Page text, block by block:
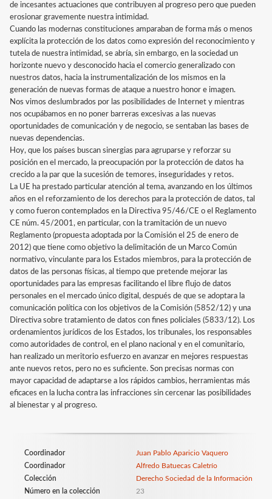
de incesantes actuaciones que contribuyen al progreso pero que pueden
erosionar gravemente nuestra intimidad.
Cuando las modernas constituciones amparaban de forma más o menos
explícita la protección de los datos como expresión del reconocimiento y
tutela de nuestra intimidad, se abría, sin embargo, en la sociedad un
horizonte nuevo y desconocido hacia el comercio generalizado con
nuestros datos, hacia la instrumentalización de los mismos en la
generación de nuevas formas de ataque a nuestro honor e imagen.
Nos vimos deslumbrados por las posibilidades de Internet y mientras
nos ocupábamos en no poner barreras excesivas a las nuevas
oportunidades de comunicación y de negocio, se sentaban las bases de
nuevas dependencias.
Hoy, que los países buscan sinergias para agruparse y reforzar su
posición en el mercado, la preocupación por la protección de datos ha
crecido a la par que la sucesión de temores, inseguridades y retos.
La UE ha prestado particular atención al tema, avanzando en los últimos
años en el reforzamiento de los derechos para la protección de datos, tal
y como fueron contemplados en la Directiva 95/46/CE o el Reglamento
CE núm. 45/2001, en particular, con la tramitación de un nuevo
Reglamento (propuesta adoptada por la Comisión el 25 de enero de
2012) que tiene como objetivo la delimitación de un Marco Común
normativo, vinculante para los Estados miembros, para la protección de
datos de las personas físicas, al tiempo que pretende mejorar las
oportunidades para las empresas facilitando el libre flujo de datos
personales en el mercado único digital, después de que se adoptara la
comunicación política con los objetivos de la Comisión (5852/12) y una
Directiva sobre tratamiento de datos con fines policiales (5833/12). Los
ordenamientos jurídicos de los Estados, los tribunales, los responsables
como autoridades de control, en el plano nacional y en el comunitario,
han realizado un meritorio esfuerzo en avanzar en mejores respuestas
ante nuevos retos, pero no es suficiente. Son precisas normas con
mayor capacidad de adaptarse a los rápidos cambios, herramientas más
eficaces en la lucha contra las infracciones sin cercenar las posibilidades
al bienestar y al progreso.
Coordinador
Juan Pablo Aparicio Vaquero
Coordinador
Alfredo Batuecas Caletrío
Colección
Derecho Sociedad de la Información
Número en la colección
23